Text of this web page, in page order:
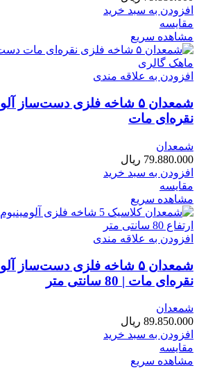
افزودن به سبد خرید
مقایسه
مشاهده سریع
افزودن به علاقه مندی
شمعدان ۵ شاخه فلزی دست‌ساز
نقره‌ای مات
شمعدان
79.880.000 ریال
افزودن به سبد خرید
مقایسه
مشاهده سریع
افزودن به علاقه مندی
شمعدان ۵ شاخه فلزی دست‌ساز
نقره‌ای مات | 80 سانتی متر
شمعدان
89.850.000 ریال
افزودن به سبد خرید
مقایسه
مشاهده سریع